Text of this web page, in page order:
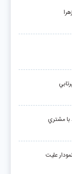
با مشتري
علیت